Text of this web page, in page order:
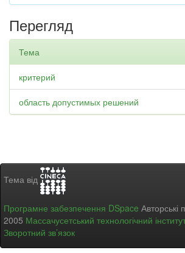
Перегляд
Тема
критерий
область допустимых решений
Тема від
Програмне забезпечення DSpace
2005 Массачусетський технологічний
Зворотний зв’язок